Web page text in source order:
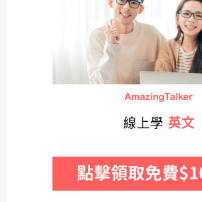
線上學 英文